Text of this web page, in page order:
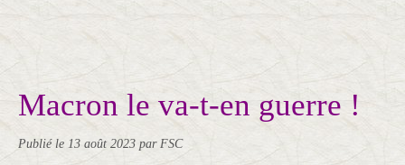
Macron le va-t-en guerre !
Publié le 13 août 2023 par FSC